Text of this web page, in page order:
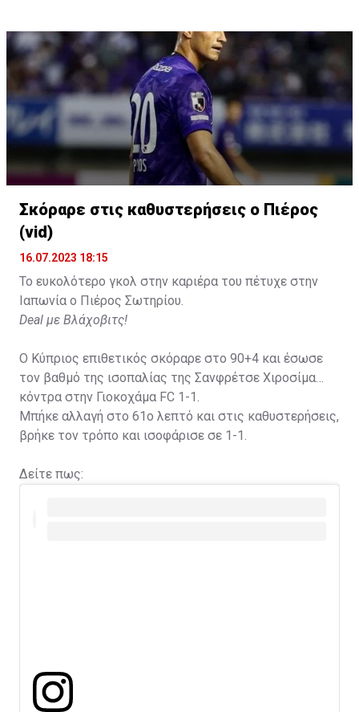
Σκόραρε στις καθυστερήσεις ο Πιέρος
(vid)
16.07.2023 18:15
Το ευκολότερο γκολ στην καριέρα του πέτυχε στην
Ιαπωνία ο Πιέρος Σωτηρίου.
Deal με Βλάχοβιτς!
Ο Κύπριος επιθετικός σκόραρε στο 90+4 και έσωσε
τον βαθμό της ισοπαλίας της Σανφρέτσε Χιροσίμα
κόντρα στην Γιοκοχάμα FC 1-1.
Μπήκε αλλαγή στο 61ο λεπτό και στις καθυστερήσεις,
βρήκε τον τρόπο και ισοφάρισε σε 1-1.
Δείτε πως: